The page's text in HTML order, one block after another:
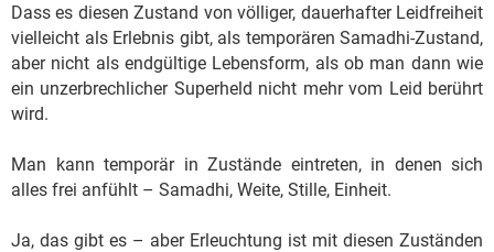
Dass es diesen Zustand von völliger, dauerhafter Leidfreiheit
vielleicht als Erlebnis gibt, als temporären Samadhi-Zustand,
aber nicht als endgültige Lebensform, als ob man dann wie
ein unzerbrechlicher Superheld nicht mehr vom Leid berührt
wird.
Man kann temporär in Zustände eintreten, in denen sich
alles frei anfühlt – Samadhi, Weite, Stille, Einheit.
Ja, das gibt es – aber Erleuchtung ist mit diesen Zuständen